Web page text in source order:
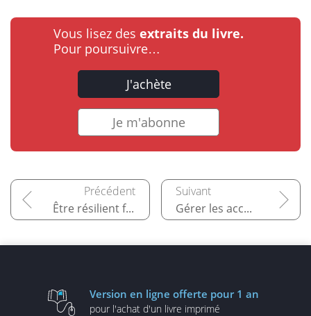
Vous lisez des extraits du livre.
Pour poursuivre…
J'achète
Je m'abonne
Être résilient face aux perturbations et attaques Gérer les accès et les privilèges
Version en ligne offerte pour 1 an
pour l'achat d'un livre imprimé